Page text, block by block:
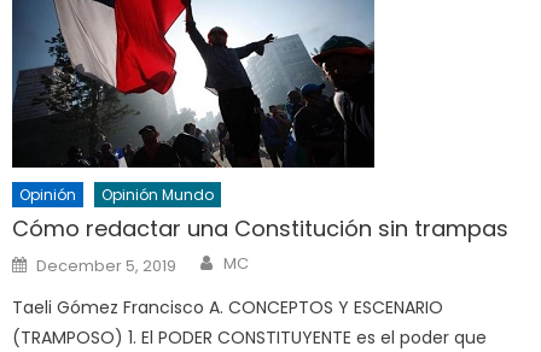
Opinión Opinión Mundo
Cómo redactar una Constitución sin trampas
Posted
on
December 5, 2019 Author
MC
Taeli Gómez Francisco A. CONCEPTOS Y ESCENARIO
(TRAMPOSO) 1. El PODER CONSTITUYENTE es el poder que